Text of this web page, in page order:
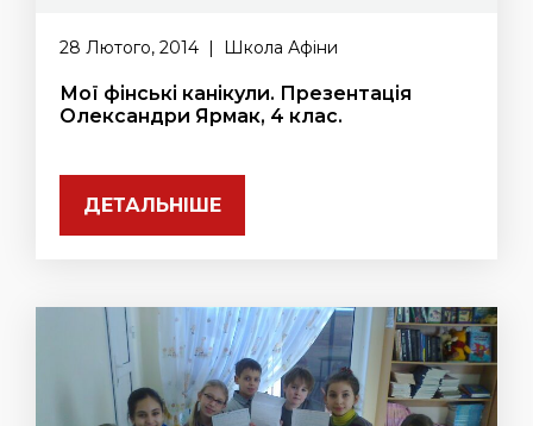
28 Лютого, 2014 | Школа Афіни
Мої фінські канікули. Презентація
Олександри Ярмак, 4 клас.
ДЕТАЛЬНІШЕ